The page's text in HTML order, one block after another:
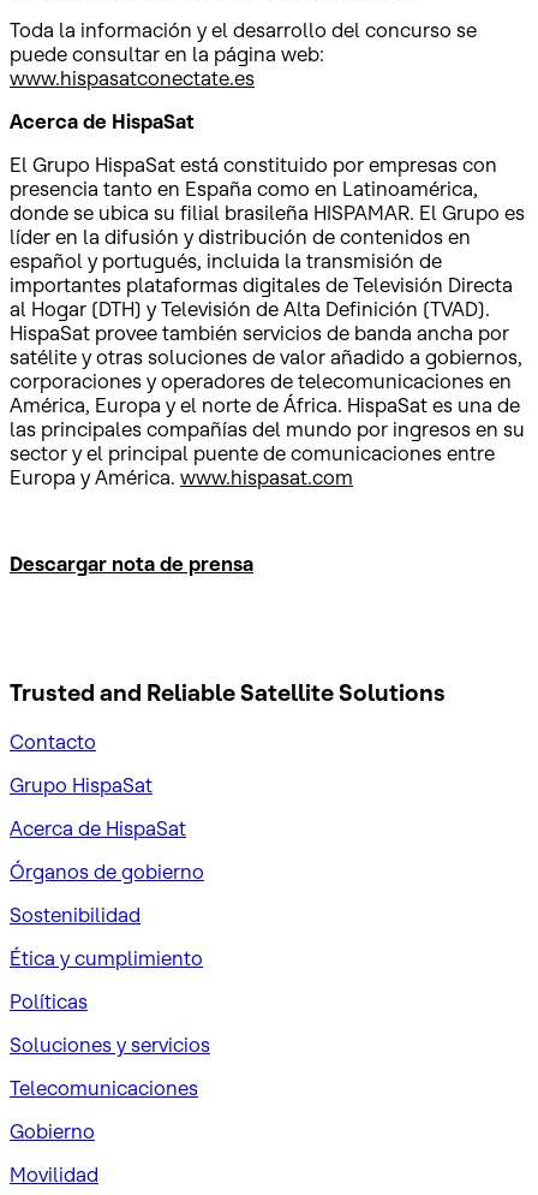
Toda la información y el desarrollo del concurso se
puede consultar en la página web:
www.hispasatconectate.es
Acerca de HispaSat
El Grupo HispaSat está constituido por empresas con
presencia tanto en España como en Latinoamérica,
donde se ubica su filial brasileña HISPAMAR. El Grupo es
líder en la difusión y distribución de contenidos en
español y portugués, incluida la transmisión de
importantes plataformas digitales de Televisión Directa
al Hogar (DTH) y Televisión de Alta Definición (TVAD).
HispaSat provee también servicios de banda ancha por
satélite y otras soluciones de valor añadido a gobiernos,
corporaciones y operadores de telecomunicaciones en
América, Europa y el norte de África. HispaSat es una de
las principales compañías del mundo por ingresos en su
sector y el principal puente de comunicaciones entre
Europa y América. www.hispasat.com
Descargar nota de prensa
Trusted and ReliableSatellite Solutions
Contacto
Grupo HispaSat
Acerca de HispaSat
Órganos de gobierno
Sostenibilidad
Ética y cumplimiento
Políticas
Soluciones y servicios
Telecomunicaciones
Gobierno
Movilidad